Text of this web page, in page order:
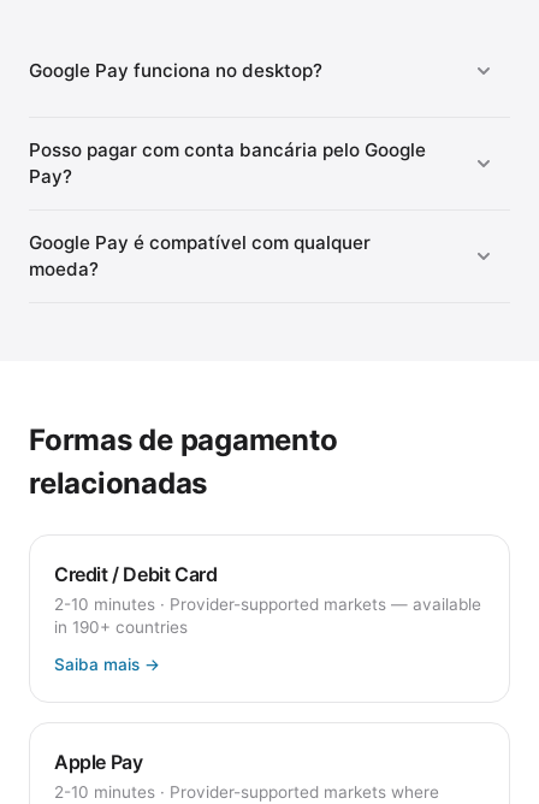
Google Pay funciona no desktop?
Posso pagar com conta bancária pelo Google
Pay?
Google Pay é compatível com qualquer
moeda?
Formas de pagamento
relacionadas
Credit / Debit Card
2-10 minutes · Provider-supported markets — available
in 190+ countries
Saiba mais →
Apple Pay
2-10 minutes · Provider-supported markets where